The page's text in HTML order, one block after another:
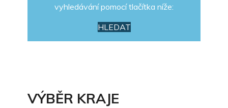
vyhledávání pomocí tlačítka níže:
HLEDAT
VÝBĚR KRAJE